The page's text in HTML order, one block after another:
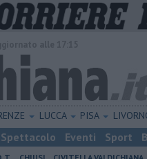
LUCCA PISA
Eventi Sport